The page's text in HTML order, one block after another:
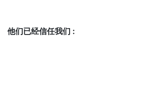
他们已经信任我们 :